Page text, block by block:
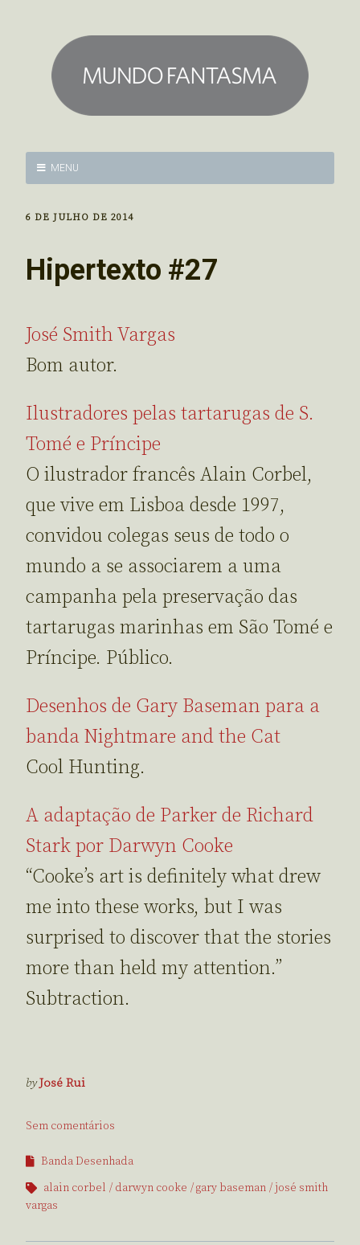
MENU
6 DE JULHO DE 2014
Hipertexto #27
José Smith Vargas
Bom autor.
Ilustradores pelas tartarugas de S.
Tomé e Príncipe
O ilustrador francês Alain Corbel,
que vive em Lisboa desde 1997,
convidou colegas seus de todo o
mundo a se associarem a uma
campanha pela preservação das
tartarugas marinhas em São Tomé e
Príncipe. Público.
Desenhos de Gary Baseman para a
banda Nightmare and the Cat
Cool Hunting.
A adaptação de Parker de Richard
Stark por Darwyn Cooke
“Cooke’s art is definitely what drew
me into these works, but I was
surprised to discover that the stories
more than held my attention.”
Subtraction.
byJosé Rui
Sem comentários
Banda Desenhada
alain corbel
darwyn cooke gary baseman
josé smith
vargas